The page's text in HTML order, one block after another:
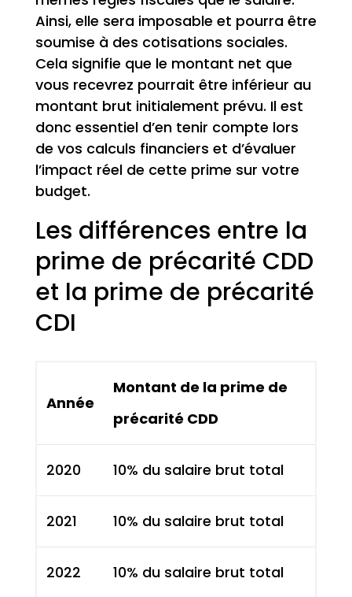
Ainsi, elle sera imposable et pourra être
soumise à des cotisations sociales.
Cela signifie que le montant net que
vous recevrez pourrait être inférieur au
montant brut initialement prévu. Il est
donc essentiel d’en tenir compte lors
de vos calculs financiers et d’évaluer
l’impact réel de cette prime sur votre
budget.
Les différences entre la
prime de précarité CDD
et la prime de précarité
CDI
Année
Montant de la prime de
précarité CDD
2020 10% du salaire brut total
2021 10% du salaire brut total
2022
10% du salaire brut total